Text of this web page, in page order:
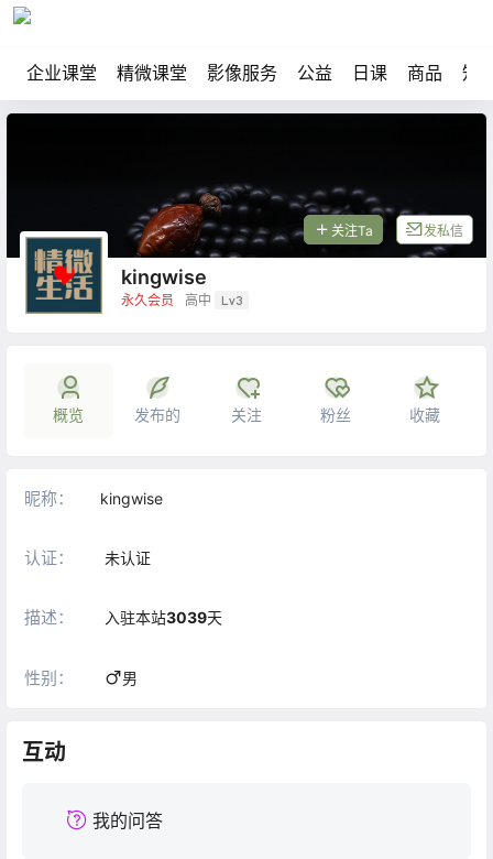
企业课堂 精微课堂 影像服务 公益 日课 商品 知
kingwise
永久会员 高中 Lv3
关注Ta 发私信
概览 发布的 关注 粉丝 收藏
昵称： kingwise
认证： 未认证
描述： 入驻本站3039天
性别： 男
互动
我的问答